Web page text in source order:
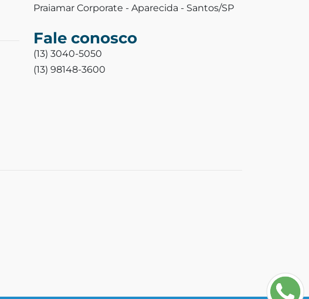
Praiamar Corporate - Aparecida - Santos/SP
Fale conosco
(13) 3040-5050
(13) 98148-3600